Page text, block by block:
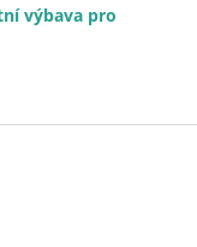
výbava pro